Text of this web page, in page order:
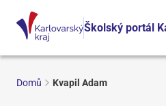
Školský portál
Domů Kvapil Adam